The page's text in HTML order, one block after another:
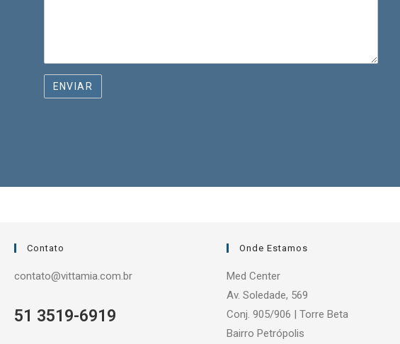
Contato
contato@vittamia.com.br
51 3519-6919
Onde Estamos
Med Center
Av. Soledade, 569
Conj. 905/906 | Torre Beta
Bairro Petrópolis